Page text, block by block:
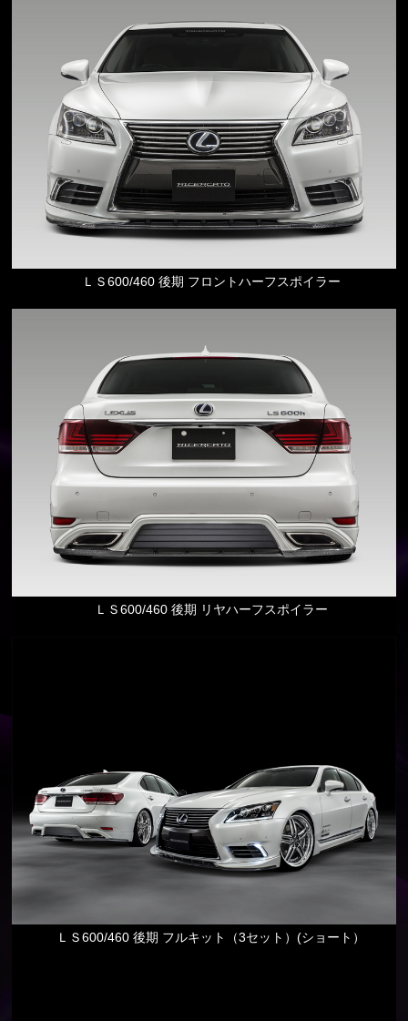
ＬＳ600/460 後期 フロントハーフスポイラー
ＬＳ600/460 後期 リヤハーフスポイラー
ＬＳ600/460 後期 フルキット（3セット）(ショート）